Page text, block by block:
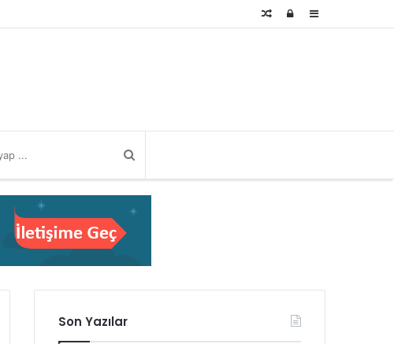
Kenar
Kayıt
Rastgele
Son Yazılar